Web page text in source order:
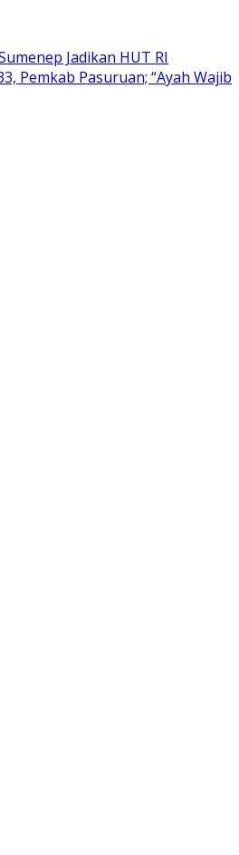
Jadikan HUT RI
Pemkab Pasuruan; “Ayah Wajib